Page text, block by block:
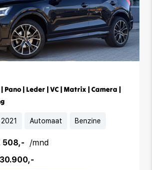
| Pano | Leder | VC | Matrix | Camera |
2021 Automaat Benzine
508,-
/mnd